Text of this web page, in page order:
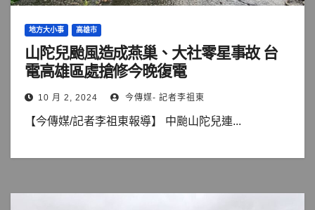
地方大小事 高雄市
山陀兒颱風造成燕巢、大社零星事故 台
電高雄區處搶修今晚復電
10 月 2, 2024 今傳媒- 記者李祖東
【今傳媒/記者李祖東報導】 中颱山陀兒連...